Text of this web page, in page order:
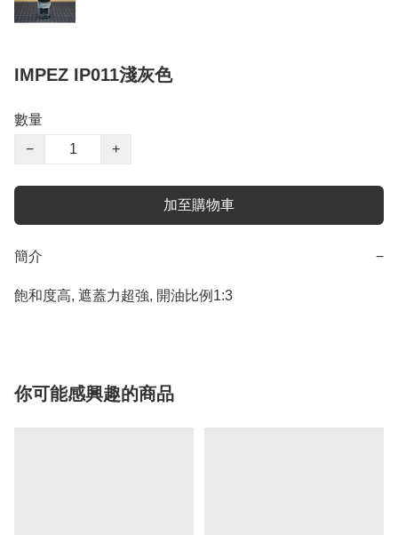
IMPEZ IP011淺灰色
數量
−
+
加至購物車
簡介 −
飽和度高, 遮蓋力超強, 開油比例1:3
你可能感興趣的商品